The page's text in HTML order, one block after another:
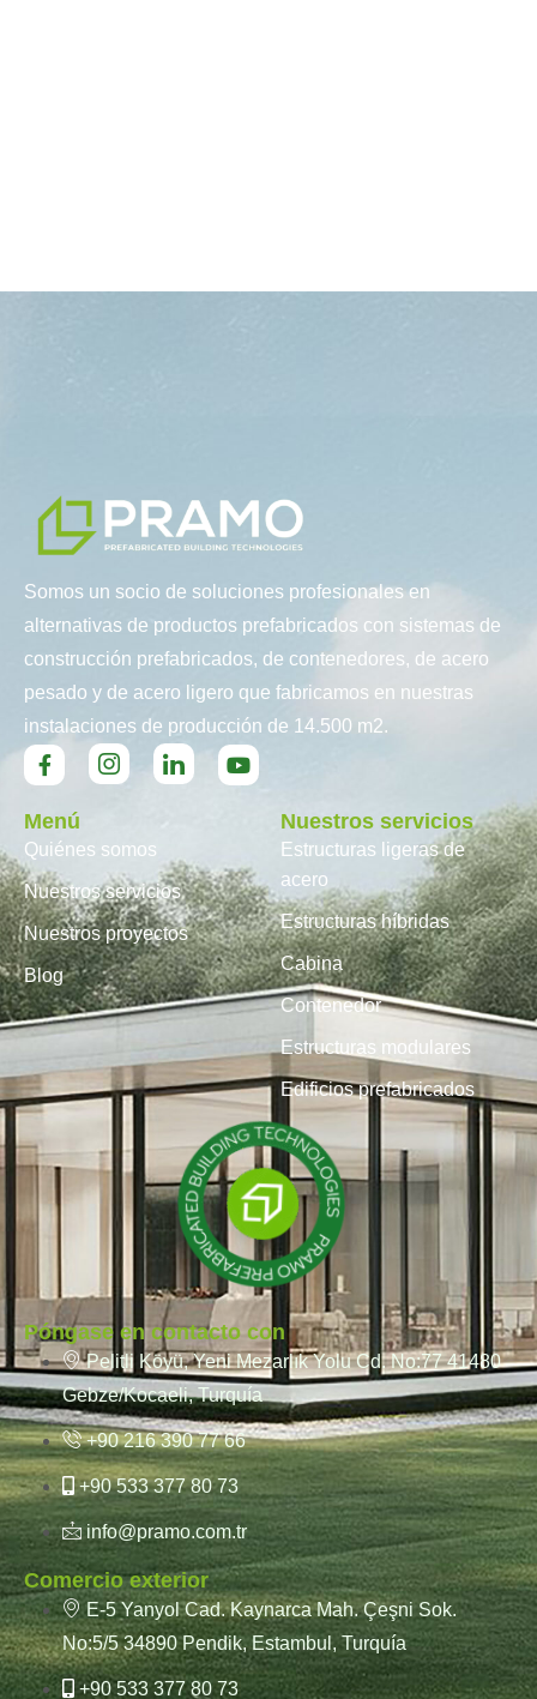
Somos un socio de soluciones profesionales en
alternativas de productos prefabricados con sistemas de
construcción prefabricados, de contenedores, de acero
pesado y de acero ligero que fabricamos en nuestras
instalaciones de producción de 14.500 m2.
Menú
Quiénes somos
Nuestros servicios
Nuestros proyectos
Blog
Nuestros servicios
Estructuras ligeras de
acero
Estructuras híbridas
Cabina
Contenedor
Estructuras modulares
Edificios prefabricados
Póngase en contacto con
Pelitli Köyü, Yeni Mezarlık Yolu Cd. No:77 41480
Gebze/Kocaeli, Turquía
+90 216 390 77 66
+90 533 377 80 73
info@pramo.com.tr
Comercio exterior
E-5 Yanyol Cad. Kaynarca Mah. Çeşni Sok.
No:5/5 34890 Pendik, Estambul, Turquía
+90 533 377 80 73